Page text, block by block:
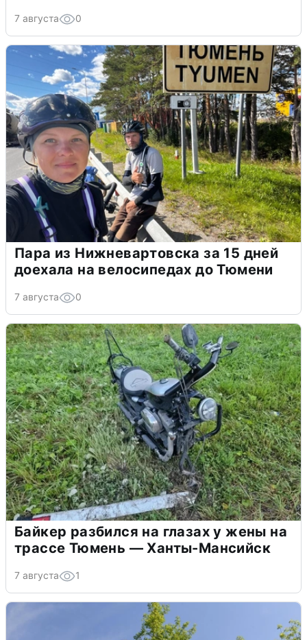
7 августа 0
Пара из Нижневартовска за 15 дней
доехала на велосипедах до Тюмени
7 августа 0
Байкер разбился на глазах у жены на
трассе Тюмень — Ханты-Мансийск
7 августа 1